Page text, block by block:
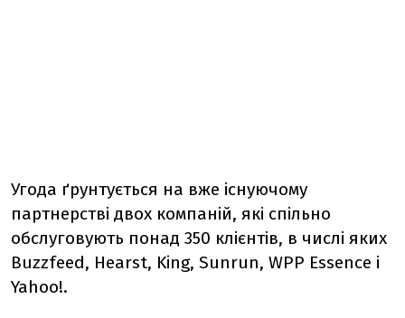
Угода ґрунтується на вже існуючому
партнерстві двох компаній, які спільно
обслуговують понад 350 клієнтів, в числі яких
Buzzfeed, Hearst, King, Sunrun, WPP Essence і
Yahoo!.